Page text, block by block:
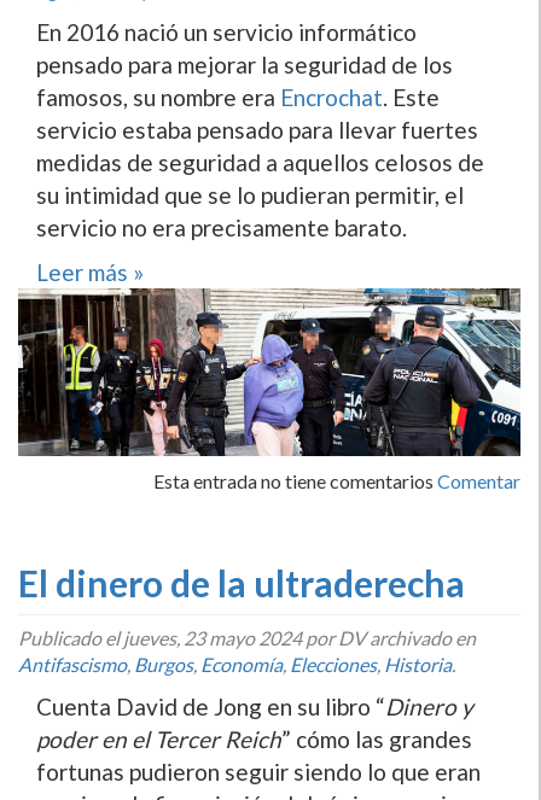
En 2016 nació un servicio informático
pensado para mejorar la seguridad de los
famosos, su nombre era Encrochat. Este
servicio estaba pensado para llevar fuertes
medidas de seguridad a aquellos celosos de
su intimidad que se lo pudieran permitir, el
servicio no era precisamente barato.
Leer más »
Esta entrada no tiene comentarios Comentar
El dinero de la ultraderecha
Publicado eljueves, 23 mayo 2024por DV archivado en
Antifascismo, Burgos, Economí­a, Elecciones, Historia.
Cuenta David de Jong en su libro “Dinero y
poder en el Tercer Reich” cómo las grandes
fortunas pudieron seguir siendo lo que eran